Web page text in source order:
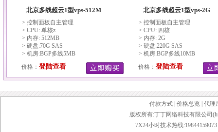
北京多线超云1型vps-512M
> 控制面板自主管理
> CPU: 单核z
> 内存: 512MB
> 硬盘:70G SAS
> 机房:BGP多线5MB
价格： 登陆查看
北京多线超云1型vps-2G
> 控制面板自主管理
> CPU: 四核
> 内存: 2G
> 硬盘:220G SAS
> 机房:BGP多线10MB
价格： 登陆查看
付款方式 价格总览 代理
版权所有:丁丁网络科技有限公司
7X24小时技术热线